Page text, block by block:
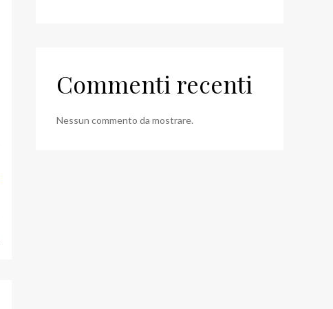
Commenti recenti
Nessun commento da mostrare.